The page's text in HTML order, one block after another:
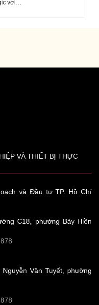
với…
VÀ THIẾT BỊ THỰC
và Đầu tư TP. Hồ Chí
C18, phường Bảy Hiền
Văn Tuyết, phường